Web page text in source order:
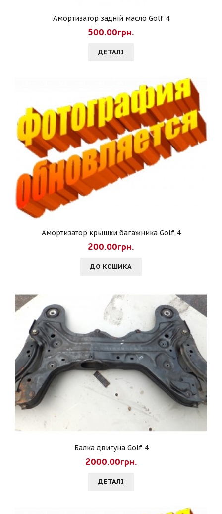
Амортизатор задній масло Golf 4
500.00грн.
ДЕТАЛI
Амортизатор крышки багажника Golf 4
200.00грн.
ДО КОШИКА
Балка двигуна Golf 4
2000.00грн.
ДЕТАЛI